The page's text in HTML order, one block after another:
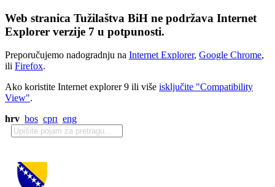
Web stranica Tužilaštva BiH ne podržava Internet
Explorer verzije 7 u potpunosti.
Preporučujemo nadogradnju na Internet Explorer, Google Chrome,
ili Firefox.
Ako koristite Internet explorer 9 ili više isključite "Compatibility
View".
hrv bos срп eng